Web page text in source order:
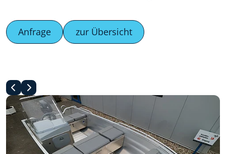
Anfrage zur Übersicht